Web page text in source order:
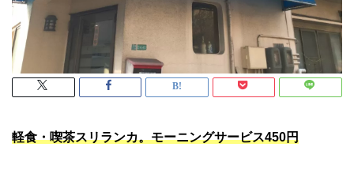
軽食・喫茶スリランカ。モーニングサービス450円